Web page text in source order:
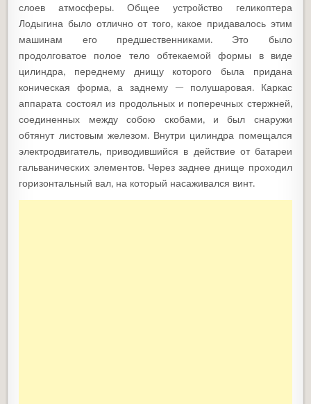
слоев атмосферы. Общее устройство геликоптера
Лодыгина было отлично от того, какое придавалось этим
машинам его предшественниками. Это было
продолговатое полое тело обтекаемой формы в виде
цилиндра, переднему днищу которого была придана
коническая форма, а заднему — полушаровая. Каркас
аппарата состоял из продольных и поперечных стержней,
соединенных между собою скобами, и был снаружи
обтянут листовым железом. Внутри цилиндра помещался
электродвигатель, приводившийся в действие от батареи
гальванических элементов. Через заднее днище проходил
горизонтальный вал, на который насаживался винт.